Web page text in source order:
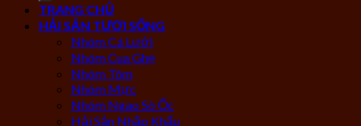
TRANG CHỦ
HẢI SẢN TƯƠI SỐNG
Nhóm Cá Lưới
Nhóm Cua Ghẹ
Nhóm Tôm
Nhóm Mực
Nhóm Ngao Sò Ốc
Hải Sản Nhập Khẩu